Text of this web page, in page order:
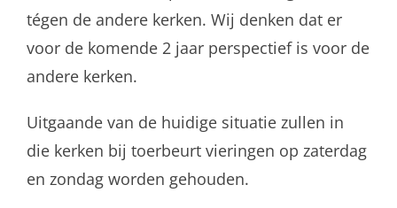
tégen de andere kerken. Wij denken dat er
voor de komende 2 jaar perspectief is voor de
andere kerken.
Uitgaande van de huidige situatie zullen in
die kerken bij toerbeurt vieringen op zaterdag
en zondag worden gehouden.